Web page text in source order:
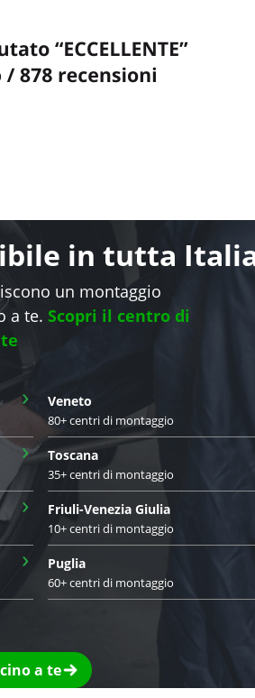
in tutta
un montaggio
a te. Scopri il centro di
› Veneto
80+ centri di montaggio
› Toscana
35+ centri di montaggio
› Friuli-Venezia Giulia
10+ centri di montaggio
› Puglia
60+ centri di montaggio
a te